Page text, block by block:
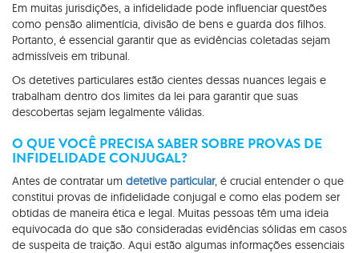
Em muitas jurisdições, a infidelidade pode influenciar questões
como pensão alimentícia, divisão de bens e guarda dos filhos.
Portanto, é essencial garantir que as evidências coletadas sejam
admissíveis em tribunal.
Os detetives particulares estão cientes dessas nuances legais e
trabalham dentro dos limites da lei para garantir que suas
descobertas sejam legalmente válidas.
O QUE VOCÊ PRECISA SABER SOBRE PROVAS DE
INFIDELIDADE CONJUGAL?
Antes de contratar um detetive particular, é crucial entender o que
constitui provas de infidelidade conjugal e como elas podem ser
obtidas de maneira ética e legal. Muitas pessoas têm uma ideia
equivocada do que são consideradas evidências sólidas em casos
de suspeita de traição. Aqui estão algumas informações essenciais